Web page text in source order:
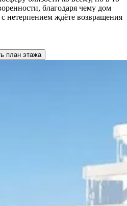
благодаря чему дом
нетерпением ждёте возвращения
план этажа